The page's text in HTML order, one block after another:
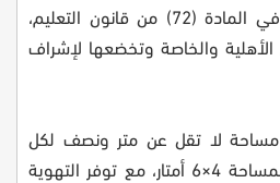
المعايير المنصوص عليها في المادة (72) من قانون التعليم،
والخاصة وتخضعها لإشراف
لا تقل عن متر ونصف لكل
طالب، وأن يكون الفصل بمساحة 4×6 أمتار، مع توفر التهوية